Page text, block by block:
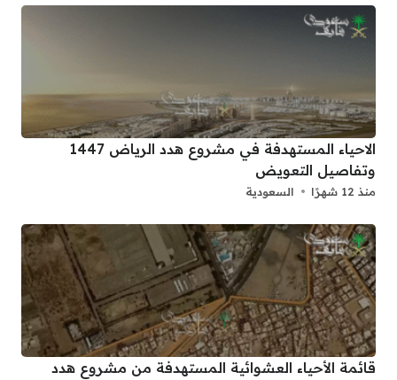
الاحياء المستهدفة في مشروع هدد الرياض 1447
وتفاصيل التعويض
منذ 12 شهرًا السعودية
قائمة الأحياء العشوائية المستهدفة من مشروع هدد